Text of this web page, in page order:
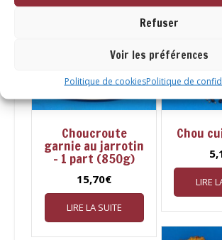
Refuser
Voir les préférences
Politique de cookiesPolitique de
Choucroute
garnie au jarrotin
– 1 part (850g)
15,70€
LIRE LA SUITE
Chou
LIRE